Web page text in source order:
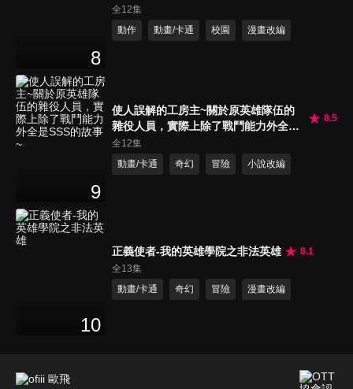
8
全12集
動作
動畫/卡通 校園 漫畫改編
9
使人誤解的工房主~關於原英雄隊伍的
雜役人員，實際上除了戰鬥能力外全是
SSS的故事~
8.5
全12集
動畫/卡通
奇幻 冒險 小說改編
10
正義使者-我的英雄學院之非法英雄
8.1
全13集
動畫/卡通
奇幻 冒險 漫畫改編